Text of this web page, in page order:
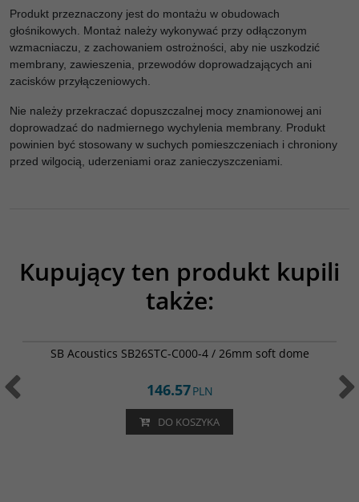
Produkt przeznaczony jest do montażu w obudowach
głośnikowych. Montaż należy wykonywać przy odłączonym
wzmacniaczu, z zachowaniem ostrożności, aby nie uszkodzić
membrany, zawieszenia, przewodów doprowadzających ani
zacisków przyłączeniowych.
Nie należy przekraczać dopuszczalnej mocy znamionowej ani
doprowadzać do nadmiernego wychylenia membrany. Produkt
powinien być stosowany w suchych pomieszczeniach i chroniony
przed wilgocią, uderzeniami oraz zanieczyszczeniami.
Kupujący ten produkt kupili
także:
SB Acoustics SB26STC-C000-4 / 26mm soft dome
146.57PLN
DO KOSZYKA